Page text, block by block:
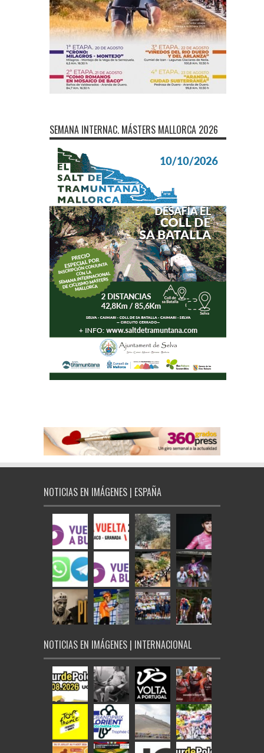
SEMANA INTERNAC. MÁSTERS MALLORCA 2026
NOTICIAS EN IMÁGENES | ESPAÑA
NOTICIAS EN IMÁGENES | INTERNACIONAL